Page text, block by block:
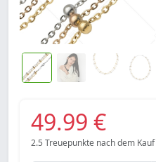
49.99 €
2.5 Treuepunkte nach dem Kauf